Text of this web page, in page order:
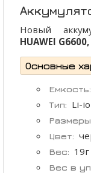
Новый
HUAWEI
Основные
Емкость:
Тип: Li-
Цвет:
Вес: 19г
Вес в